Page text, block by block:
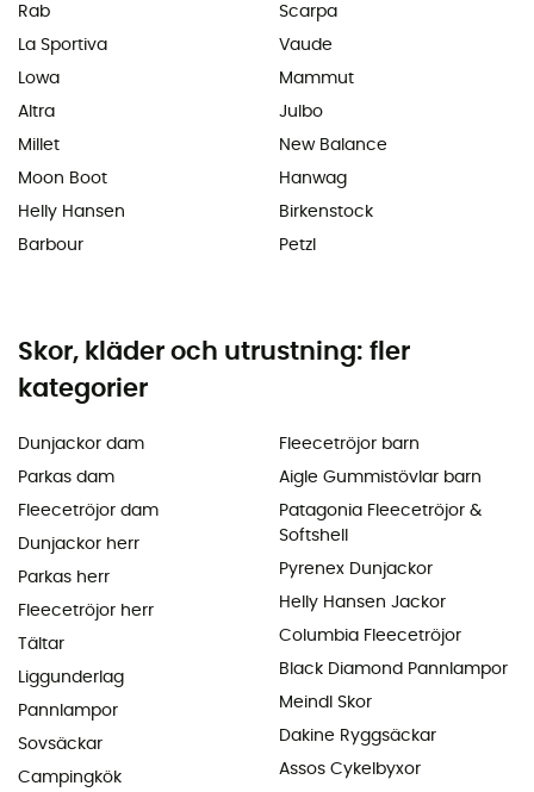
Rab
La Sportiva
Lowa
Altra
Millet
Moon Boot
Helly Hansen
Barbour
Scarpa
Vaude
Mammut
Julbo
New Balance
Hanwag
Birkenstock
Petzl
Skor, kläder och utrustning: fler
kategorier
Dunjackor dam
Parkas dam
Fleecetröjor dam
Dunjackor herr
Parkas herr
Fleecetröjor herr
Tältar
Liggunderlag
Pannlampor
Sovsäckar
Campingkök
Fleecetröjor barn
Aigle Gummistövlar barn
Patagonia Fleecetröjor &
Softshell
Pyrenex Dunjackor
Helly Hansen Jackor
Columbia Fleecetröjor
Black Diamond Pannlampor
Meindl Skor
Dakine Ryggsäckar
Assos Cykelbyxor